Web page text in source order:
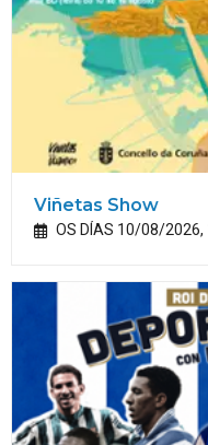
Viñetas Show
OS DÍAS 10/08/